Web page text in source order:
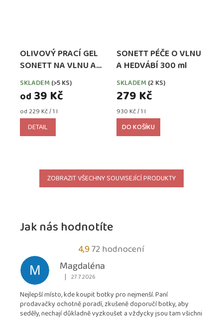
OLIVOVÝ PRACÍ GEL
SONETT NA VLNU A
HEDVÁBÍ
SKLADEM (>5 KS)
od 39 Kč
Měrná
cena:
od 229 Kč / 1 l
DETAIL
SONETT PÉČE O VLNU
A HEDVÁBÍ 300 ml
SKLADEM (2 KS)
279 Kč
Měrná
cena:
930 Kč / 1 l
DO KOŠÍKU
ZOBRAZIT VŠECHNY SOUVISEJÍCÍ PRODUKTY
Jak nás hodnotíte
4,9Průměrné
hodnocení
obchodu
4,9
z
72 hodnocení
M
Magdaléna
Hodnocení obchodu je 5 z 5 hvězdiček.
| 27.7.2026
Nejlepší místo, kde koupit botky pro nejmenší. Paní
prodavačky ochotně poradí, zkušeně doporučí botky, aby
seděly, nechají důkladně vyzkoušet a vždycky jsou tam všichni